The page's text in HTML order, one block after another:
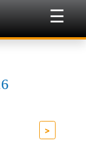
☰
×
>